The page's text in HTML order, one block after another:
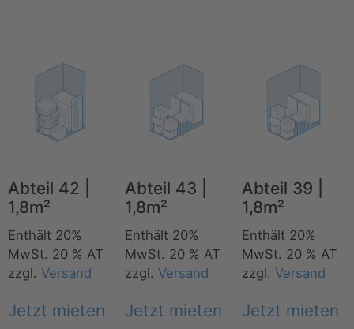
Abteil 42 |
1,8m²
Enthält 20%
MwSt. 20 % AT
zzgl. Versand
Jetzt mieten
Abteil 43 |
1,8m²
Enthält 20%
MwSt. 20 % AT
zzgl. Versand
Jetzt mieten
Abteil 39 |
1,8m²
Enthält 20%
MwSt. 20 % AT
zzgl. Versand
Jetzt mieten